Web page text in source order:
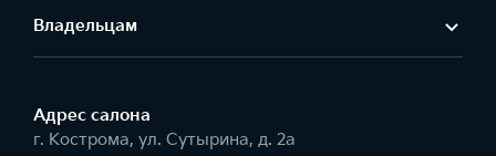
Владельцам
Адрес салонa
г. Кострома, ул. Сутырина, д. 2а